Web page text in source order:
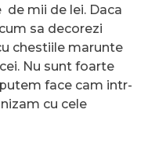
mii de lei. Daca
sa decorezi
chestiile marunte
Nu sunt foarte
face cam intr-
cu cele